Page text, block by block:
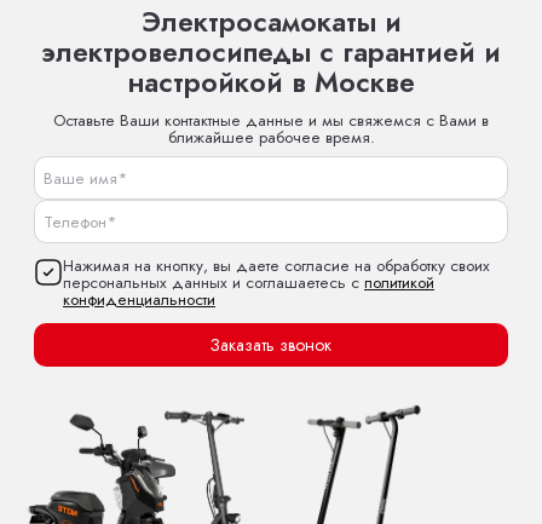
Электросамокаты и
электровелосипеды с гарантией и
настройкой в Москве
Оставьте Ваши контактные данные и мы свяжемся с Вами в
ближайшее рабочее время.
Нажимая на кнопку, вы даете согласие на обработку своих
персональных данных и соглашаетесь с политикой
конфиденциальности
Заказать звонок